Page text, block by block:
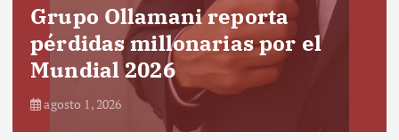
Grupo Ollamani reporta
pérdidas millonarias por el
Mundial 2026
agosto 1, 2026